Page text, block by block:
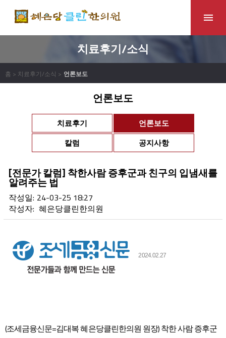
치료후기/소식
홈 > 치료후기/소식 > 언론보도
언론보도
치료후기
언론보도
칼럼
공지사항
[전문가 칼럼] 착한사람 증후군과 친구의 입냄새를
알려주는 법
작성일: 24-03-25 18:27
작성자: 혜은당클린한의원
2024.02.27
​(조세금융신문=김대복 혜은당클린한의원 원장) 착한 사람 증후군